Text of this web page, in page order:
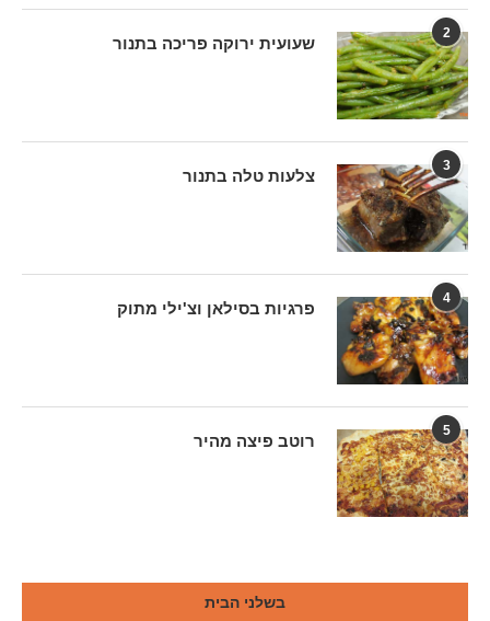
2
שעועית ירוקה פריכה בתנור
3
צלעות טלה בתנור
4
פרגיות בסילאן וצ'ילי מתוק
5
רוטב פיצה מהיר
בשלני הבית